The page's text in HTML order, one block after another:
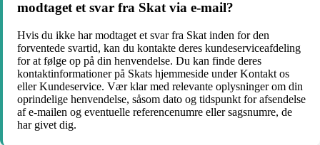
modtaget et svar fra Skat via e-mail?
Hvis du ikke har modtaget et svar fra Skat inden for den
forventede svartid, kan du kontakte deres kundeserviceafdeling
for at følge op på din henvendelse. Du kan finde deres
kontaktinformationer på Skats hjemmeside under Kontakt os
eller Kundeservice. Vær klar med relevante oplysninger om din
oprindelige henvendelse, såsom dato og tidspunkt for afsendelse
af e-mailen og eventuelle referencenumre eller sagsnumre, de
har givet dig.